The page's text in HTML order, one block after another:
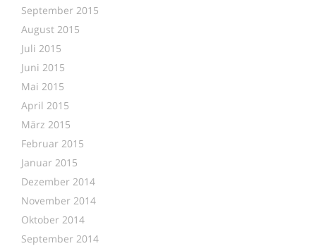
September 2015
August 2015
Juli 2015
Juni 2015
Mai 2015
April 2015
März 2015
Februar 2015
Januar 2015
Dezember 2014
November 2014
Oktober 2014
September 2014